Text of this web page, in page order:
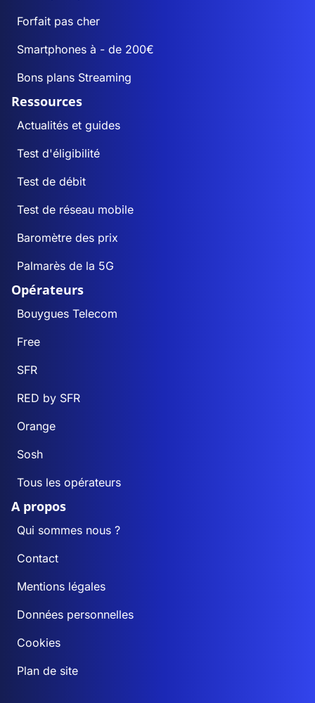
Forfait pas cher
Smartphones à - de 200€
Bons plans Streaming
Ressources
Actualités et guides
Test d'éligibilité
Test de débit
Test de réseau mobile
Baromètre des prix
Palmarès de la 5G
Opérateurs
Bouygues Telecom
Free
SFR
RED by SFR
Orange
Sosh
Tous les opérateurs
A propos
Qui sommes nous ?
Contact
Mentions légales
Données personnelles
Cookies
Plan de site